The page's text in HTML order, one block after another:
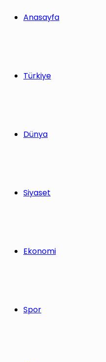
Anasayfa
Türkiye
Dünya
Siyaset
Ekonomi
Spor